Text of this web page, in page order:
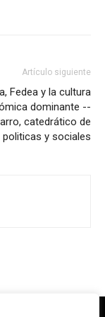
Artículo siguiente
Fedea y la cultura
dominante --
catedrático de
politicas y sociales